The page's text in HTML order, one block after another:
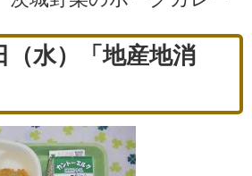
（水）「地産地消